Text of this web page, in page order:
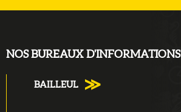
NOS BUREAUX D'INFORMATIONS
BAILLEUL